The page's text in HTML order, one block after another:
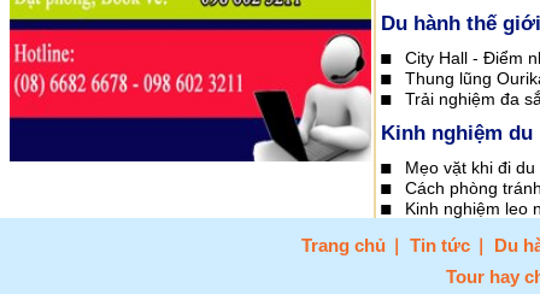
Du hành thế giới
City Hall - Điểm
Thung lũng
Trải nghiệm đa
Kinh nghiệm du
Mẹo vặt khi đi du
Cách phòng
Kinh nghiệm leo
Trang chủ Tin tức
Du
Tour hay